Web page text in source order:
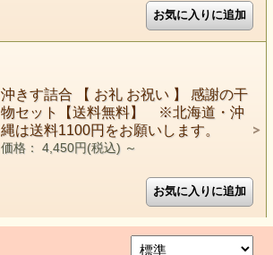
沖きす詰合 【 お礼 お祝い 】 感謝の干
物セット【送料無料】 ※北海道・沖
縄は送料1100円をお願いします。
価格： 4,450円(税込) ～